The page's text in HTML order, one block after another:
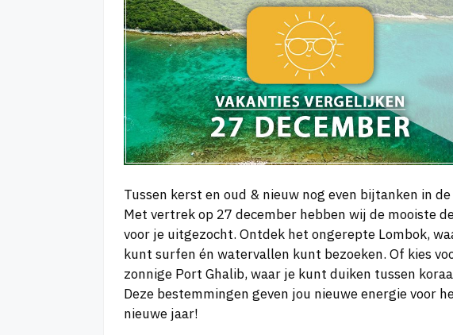
Tussen kerst en oud & nieuw nog even bijtanken in de
Met vertrek op 27 december hebben wij de mooiste
voor je uitgezocht. Ontdek het ongerepte Lombok,
kunt surfen én watervallen kunt bezoeken. Of kies
zonnige Port Ghalib, waar je kunt duiken tussen
Deze bestemmingen geven jou nieuwe energie voor
nieuwe jaar!